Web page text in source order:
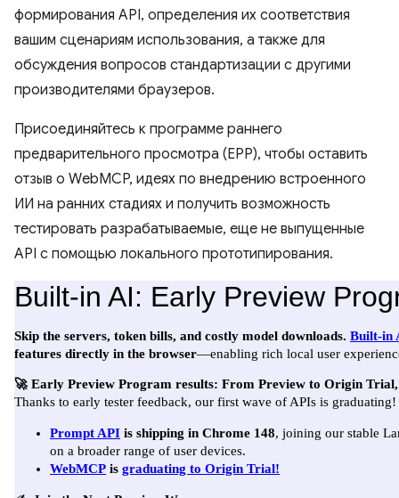
формирования API, определения их соответствия
вашим сценариям использования, а также для
обсуждения вопросов стандартизации с другими
производителями браузеров.
Присоединяйтесь к программе раннего
предварительного просмотра (EPP), чтобы оставить
отзыв о WebMCP, идеях по внедрению встроенного
ИИ на ранних стадиях и получить возможность
тестировать разрабатываемые, еще не выпущенные
API с помощью локального прототипирования.